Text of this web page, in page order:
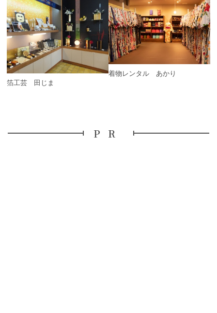
P
r
e
v
i
u
s
金箔工芸 田じま
着物レンタル あかり
N
e
x
t
PR